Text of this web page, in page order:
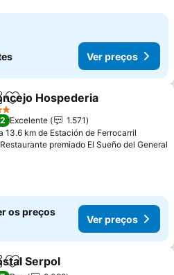
Ver preços
Adicionar aos favoritos
Hospederia
Excelente
1.571
13.6 km de Estación de Ferrocarril
Restaurante premiado El Sueño del General
os preços
Ver preços
Adicionar aos favoritos
Serpol